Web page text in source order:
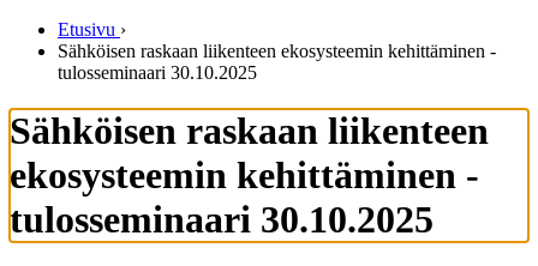
Etusivu ›
Sähköisen raskaan liikenteen ekosysteemin kehittäminen -
tulosseminaari 30.10.2025
Sähköisen raskaan liikenteen
ekosysteemin kehittäminen -
tulosseminaari 30.10.2025